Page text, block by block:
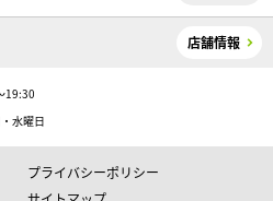
店舗情報
19:30
水曜日
プライバシーポリシー